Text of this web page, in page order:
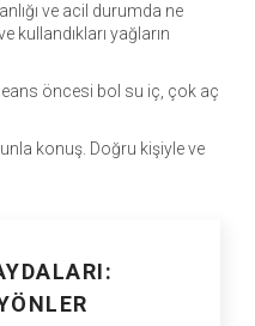
ve acil durumda ne
kullandıkları yağların
öncesi bol su iç, çok aç
konuş. Doğru kişiyle ve